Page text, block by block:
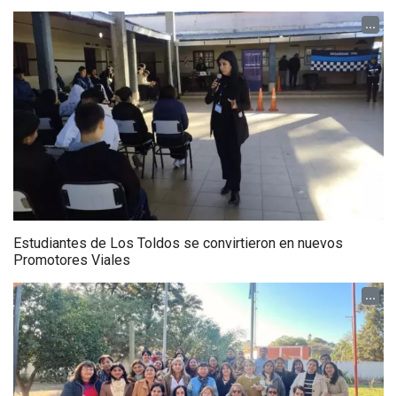
...
Estudiantes de Los Toldos se convirtieron en nuevos
Promotores Viales
...